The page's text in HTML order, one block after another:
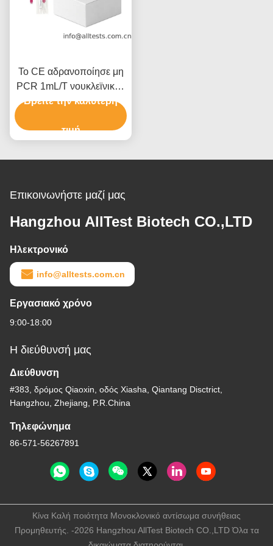
Το CE αδρανοποίησε μη
PCR 1mL/T νουκλεϊνικού
οξέος μέσων Vtm τύπων
Βρείτε την καλύτερη
τιμή
Επικοινωνήστε μαζί μας
Hangzhou AllTest Biotech CO.,LTD
Ηλεκτρονικό
info@alltests.com.cn
Εργασιακό χρόνο
9:00-18:00
Η διεύθυνσή μας
Διεύθυνση
#383, δρόμος Qiaoxin, οδός Xiasha, Qiantang Disctrict,
Hangzhou, Zhejiang, P.R.China
Τηλεφώνημα
86-571-56267891
Κίνα Καλή ποιότητα Μονοκλονικό αντίσωμα συνήθειας
Προμηθευτής. -2026 Hangzhou AllTest Biotech CO.,LTD Όλα τα